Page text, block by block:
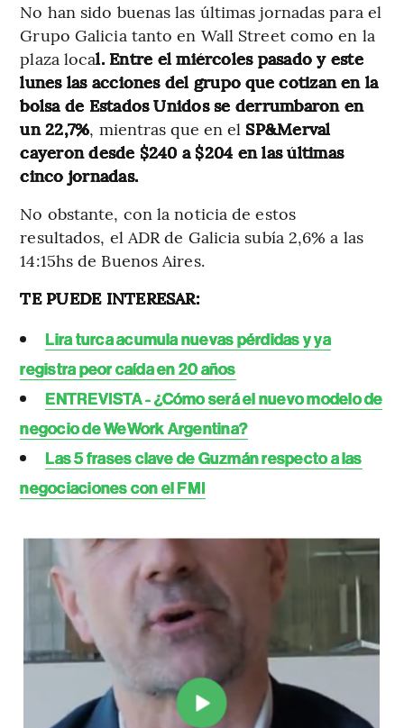
No han sido buenas las últimas jornadas para el
Grupo Galicia tanto en Wall Street como en la
plaza local. Entre el miércoles pasado y este
lunes las acciones del grupo que cotizan en la
bolsa de Estados Unidos se derrumbaron en
un 22,7%, mientras que en el SP&Merval
cayeron desde $240 a $204 en las últimas
cinco jornadas.
No obstante, con la noticia de estos
resultados, el ADR de Galicia subía 2,6% a las
14:15hs de Buenos Aires.
TE PUEDE INTERESAR:
Lira turca acumula nuevas pérdidas y ya
registra peor caída en 20 años
ENTREVISTA - ¿Cómo será el nuevo modelo de
negocio de WeWork Argentina?
Las 5 frases clave de Guzmán respecto a las
negociaciones con el FMI